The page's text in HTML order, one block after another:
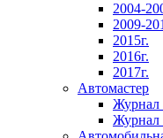
2004-
2009-
2015г.
2016г.
2017г.
Автомастер
Журнал
Журнал